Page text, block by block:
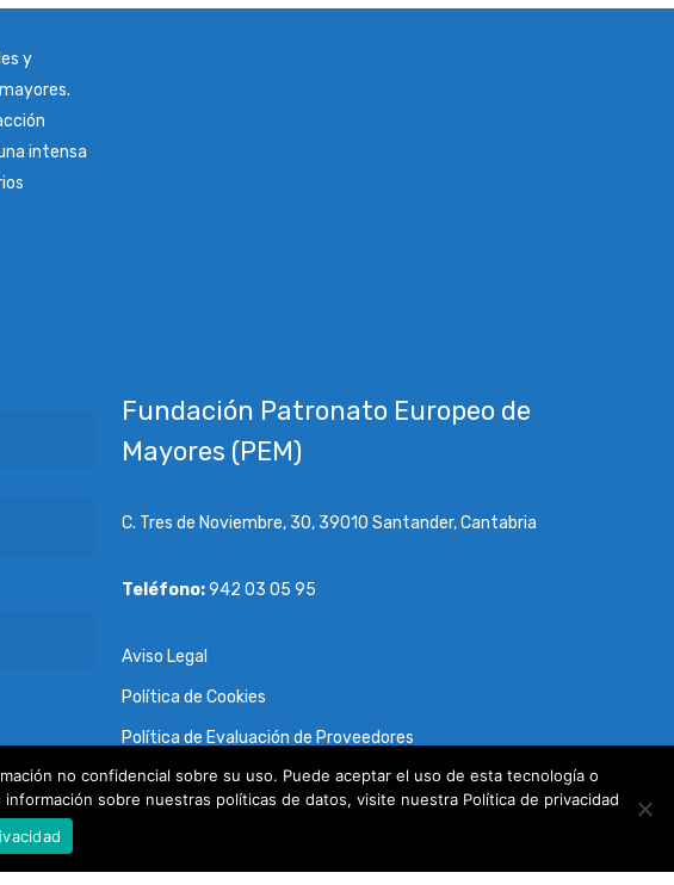
y
intensa
Fundación Patronato Europeo de
Mayores (PEM)
C. Tres de Noviembre, 30, 39010 Santander, Cantabria
Teléfono:942 03 05 95
Aviso Legal
Política de Cookies
Política de Evaluación de Proveedores
Política de Transparencia
no confidencial sobre su uso. Puede aceptar el uso de esta tecnología o
sobre nuestras políticas de datos, visite nuestra Política de privacidad